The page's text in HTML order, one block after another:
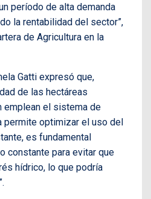
período de alta demanda
la rentabilidad del sector”,
de Agricultura en la
Gatti expresó que,
de las hectáreas
emplean el sistema de
permite optimizar el uso del
es fundamental
constante para evitar que
hídrico, lo que podría